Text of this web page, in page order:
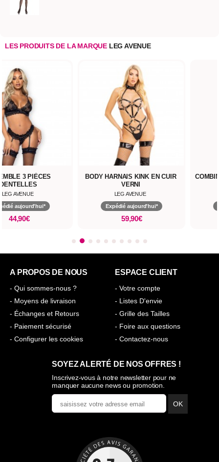
LES PRODUITS DE LA MARQUE LEG AVENUE
3 PIÈCES
DENTELLES
LEG AVENUE
aujourd'hui*
44,90€
BODY HARNAIS KINK EN CUIR
VERNI
LEG AVENUE
Expédié aujourd'hui*
59,90€
A PROPOS DE NOUS
- Qui sommes-nous ?
- Moyens de livraison
- Échanges et Retours
- Paiement sécurisé
- Configurer les cookies
ESPACE CLIENT
- Votre compte
- Listes D'envie
- Grille des Tailles
- Foire aux questions
- Contactez-nous
SOYEZ ALERTÉ DE NOS OFFRES !
Inscrivez-vous à notre newsletter pour ne
manquer aucune news ou promotion.
OK